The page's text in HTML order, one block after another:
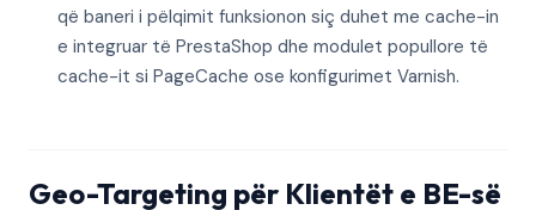
që baneri i pëlqimit funksionon siç duhet me cache-in
e integruar të PrestaShop dhe modulet popullore të
cache-it si PageCache ose konfigurimet Varnish.
Geo-Targeting për Klientët e BE-së